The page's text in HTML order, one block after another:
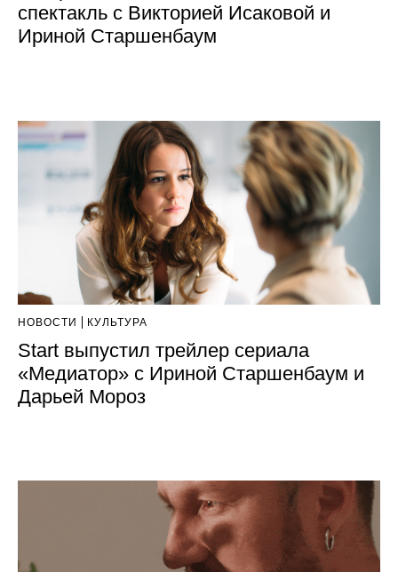
спектакль с Викторией Исаковой и
Ириной Старшенбаум
НОВОСТИ КУЛЬТУРА
Start выпустил трейлер сериала
«Медиатор» с Ириной Старшенбаум и
Дарьей Мороз